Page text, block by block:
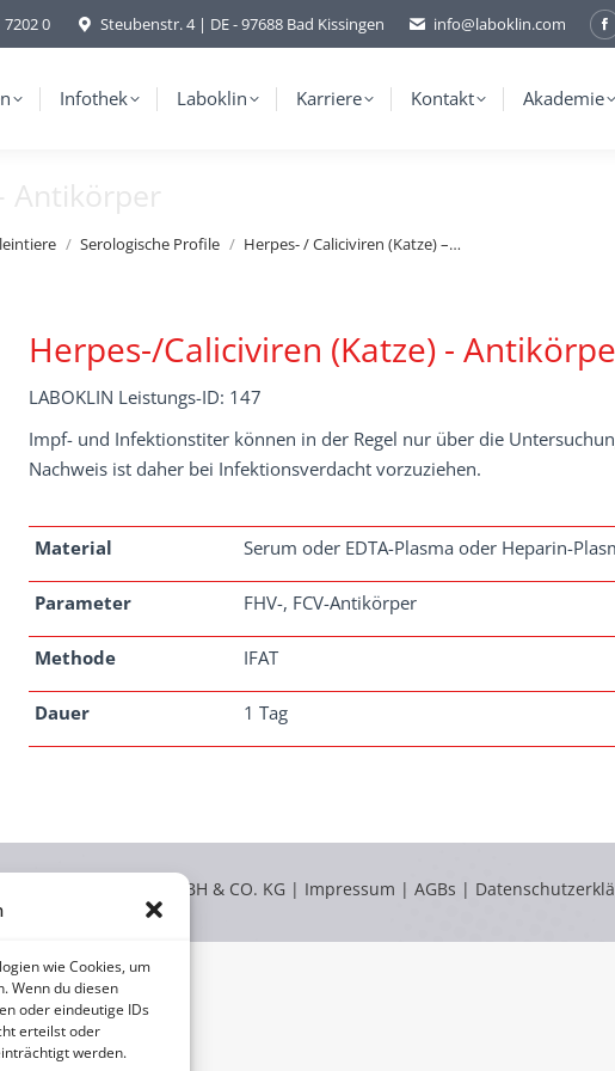
wie Cookies, um
Wenn du diesen
oder eindeutige IDs
erteilst oder
werden.
7202 0 Steubenstr. 4 | DE - 97688 Bad Kissingen info@laboklin.com
Infothek Laboklin Karriere Kontakt Akademie
Antikörper
Serologische Profile Herpes- / Caliciviren (Katze) –…
Herpes-/Caliciviren (Katze) -
LABOKLIN Leistungs-ID: 147
Impf- und Infektionstiter können in der Regel nur über die
Nachweis ist daher bei Infektionsverdacht vorzuziehen.
Material Serum oder EDTA-Plasma oder Heparin-
Parameter FHV-, FCV-Antikörper
Methode IFAT
Dauer 1 Tag
2026 © LABOKLIN GMBH & CO. KG | Impressum | AGBs |